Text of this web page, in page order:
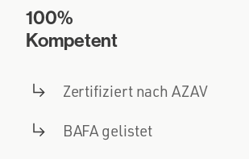
100%
Kompetent
Zertifiziert nach AZAV
BAFA gelistet